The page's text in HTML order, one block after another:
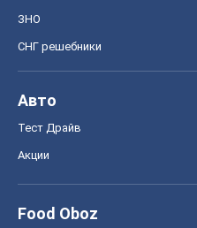
ЗНО
СНГ решебники
Авто
Тест Драйв
Акции
Food Oboz